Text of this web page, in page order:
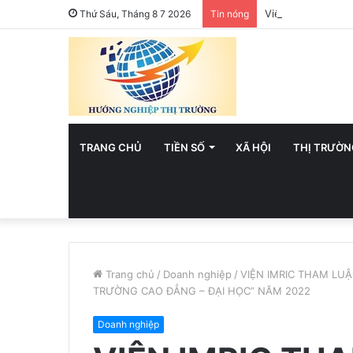
Thứ Sáu, Tháng 8 7 2026 Tin nóng Việt Nam hướng
TRANG CHỦ TIỀN SỐ XÃ HỘI THỊ
Trang chủ / Doanh nghiệp / VIỆN IMRIC THAM
TRƯỜNG CAO ĐẲNG – ĐẠI HỌC” NĂM 2022
Doanh nghiệp